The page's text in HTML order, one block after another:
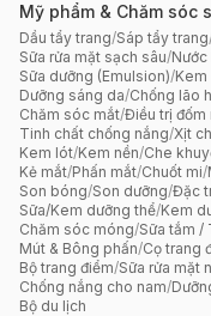
Mỹ phẩm & Chăm sóc
Dầu tẩy trang/Sáp tẩy trang
Sữa rửa mặt sạch sâu/
Sữa dưỡng (Emulsion)/Kem
Dưỡng sáng da/Chống lão
Chăm sóc mắt/Điều trị đốm
Tinh chất chống nắng/Xịt
Kem lót/Kem nền/Che
Kẻ mắt/Phấn mắt/Chuốt mi/
Son bóng/Son dưỡng/Đặc
Sữa/Kem dưỡng thể/Kem
Chăm sóc móng/Sữa tắm /
Mút & Bông phấn/Cọ trang
Bộ trang điểm/Sữa rửa mặt
Chống nắng cho nam/
Bộ du lịch